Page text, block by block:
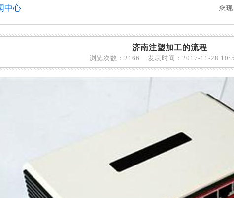
您现
中心
济南注塑加工的流程
浏览次数：2166 发表时间：2017-11-28